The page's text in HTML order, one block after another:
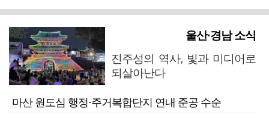
울산·경남 소식
진주성의 역사, 빛과 미디어로
되살아난다
마산 원도심 행정·주거복합단지 연내 준공 수순